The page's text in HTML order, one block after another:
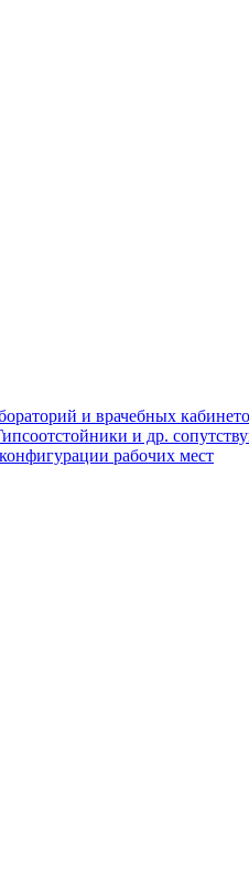
и врачебных
и др.
рабочих мест